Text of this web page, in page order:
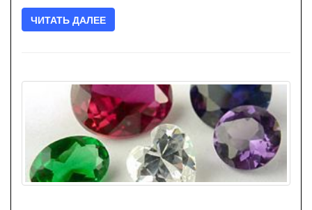
ЧИТАТЬ ДАЛЕЕ